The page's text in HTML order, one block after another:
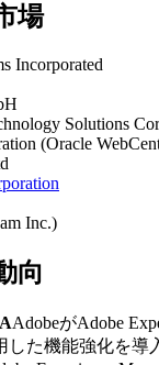
場
Incorporated
Solutions
(Oracle
Inc.)
向
AdobeがAdobe
した機能強化を導